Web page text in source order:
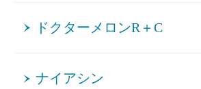
ドクターメロンR＋C
ナイアシン